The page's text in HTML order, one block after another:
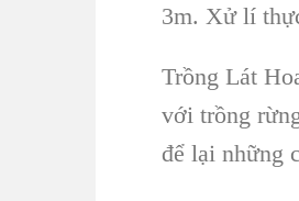
3m. Xử lí
Trồng Lát
với trồng
để lại những